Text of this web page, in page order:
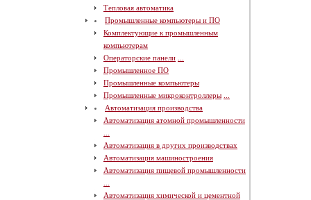
Тепловая автоматика
Промышленные компьютеры и ПО
Комплектующие к промышленным
компьютерам
Операторские панели
Промышленное ПО
Промышленные компьютеры
Промышленные микроконтроллеры
Автоматизация производства
Автоматизация атомной промышленности
Автоматизация в других производствах
Автоматизация машиностроения
Автоматизация пищевой промышленности
Автоматизация химической и цементной